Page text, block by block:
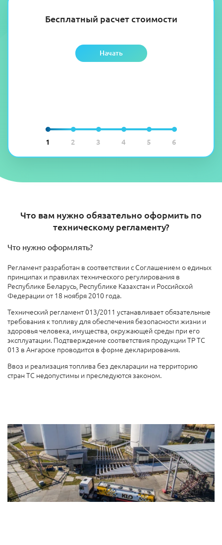
1 2 3 4 5 6
Бесплатный расчет стоимости
Начать
Что вам нужно обязательно оформить по
техническому регламенту?
Что нужно оформлять?
Регламент разработан в соответствии с Соглашением о единых
принципах и правилах технического регулирования в
Республике Беларусь, Республике Казахстан и Российской
Федерации от 18 ноября 2010 года.
Технический регламент 013/2011 устанавливает обязательные
требования к топливу для обеспечения безопасности жизни и
здоровья человека, имущества, окружающей среды при его
эксплуатации. Подтверждение соответствия продукции ТР ТС
013 в Ангарске проводится в форме декларирования.
Ввоз и реализация топлива без декларации на территорию
стран ТС недопустимы и преследуются законом.